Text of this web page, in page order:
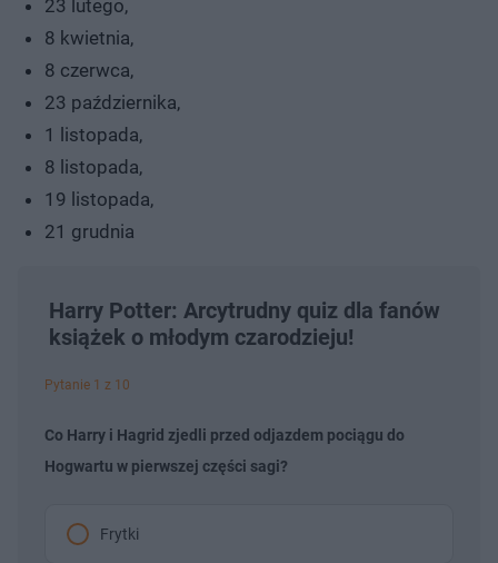
23 lutego,
8 kwietnia,
8 czerwca,
23 października,
1 listopada,
8 listopada,
19 listopada,
21 grudnia
Harry Potter: Arcytrudny quiz dla fanów
książek o młodym czarodzieju!
Pytanie 1 z 10
Co Harry i Hagrid zjedli przed odjazdem pociągu do
Hogwartu w pierwszej części sagi?
Frytki